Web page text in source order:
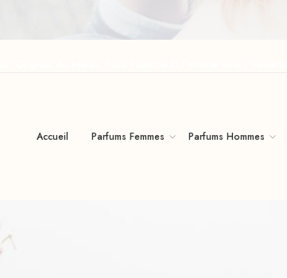
Accueil Parfums Femmes Parfums Hommes